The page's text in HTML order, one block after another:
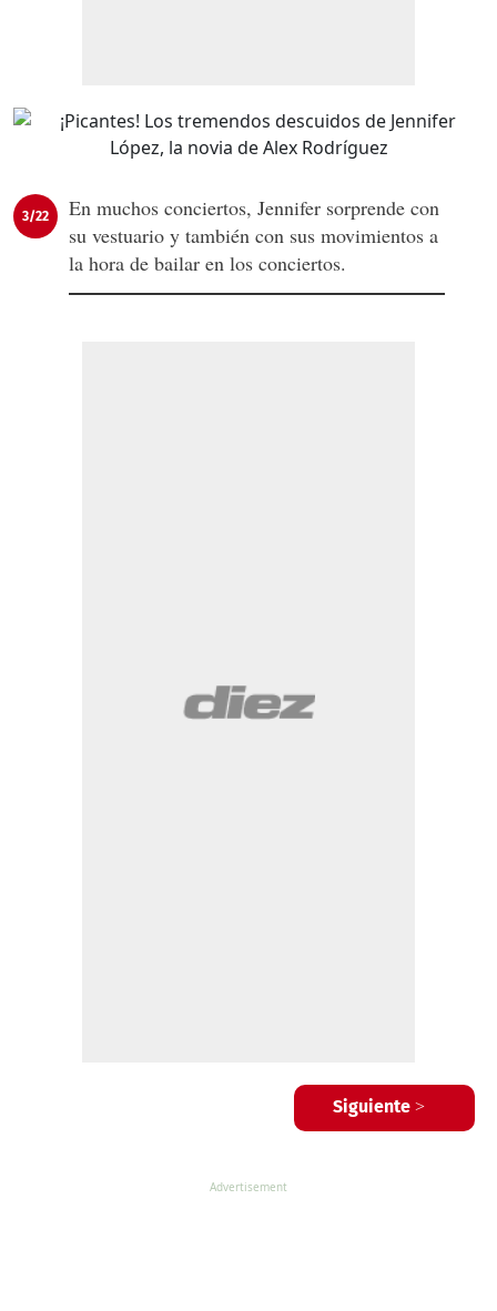
3/22
En muchos conciertos, Jennifer sorprende con
su vestuario y también con sus movimientos a
la hora de bailar en los conciertos.
Siguiente >